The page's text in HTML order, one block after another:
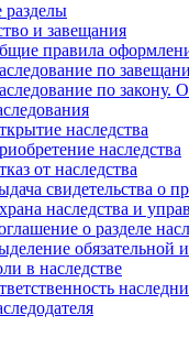
разделы
и завещания
правила
по
по закону.
наследства
наследства
от наследства
свидетельства о
наследства и
о разделе
обязательной
в наследстве